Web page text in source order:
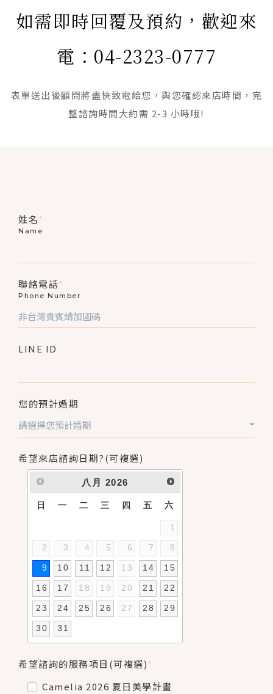
如需即時回覆及預約，歡迎來
電：04-2323-0777
表單送出後顧問將盡快致電給您，與您確認來店時間，完
整諮詢時間大約需 2-3 小時哦!
姓名*
Name
聯絡電話*
Phone Number
LINE ID
您的預計婚期
請選擇您預計婚期
希望來店諮詢日期?(可複選)
八月 2026
日 一 二 三 四 五 六
1
2 3 4 5 6 7 8
9 10 11 12 13 14 15
16 17 18 19 20 21 22
23 24 25 26 27 28 29
30 31
希望諮詢的服務項目(可複選)*
Camelia 2026 夏日美學計畫